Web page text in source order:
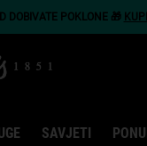
DOBIVATE POKLONE 🎁
SAVJETI